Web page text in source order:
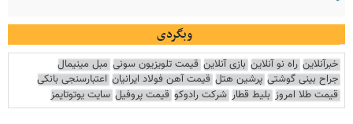
وبگردی
خبرآنلاین راه نو آنلاین بازی آنلاین قیمت تلویزیون سونی مبل مینیمال
جراح بینی گوشتی پرشین هتل قیمت آهن فولاد ایرانیان اعتبارسنجی بانکی
قیمت طلا امروز بلیط قطار شرکت رادوکو قیمت پروفیل سایت یوتوتایمز